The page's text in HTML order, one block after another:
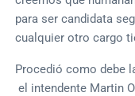
para ser candidata
cualquier otro cargo
Procedió como debe
el intendente Martin